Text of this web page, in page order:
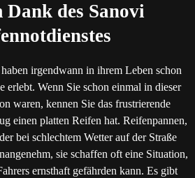
Dank des Sanovi
irgendwann in ihrem Leben schon
erlebt. Wenn Sie schon einmal in dieser
waren, kennen Sie das frustrierende
einen platten Reifen hat. Reifenpannen,
bei schlechtem Wetter auf der Straße
sie schaffen oft eine Situation,
ernsthaft gefährden kann. Es gibt